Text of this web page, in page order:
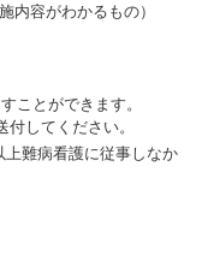
容がわかるもの）
ことができます。
してください。
難病看護に従事しなか